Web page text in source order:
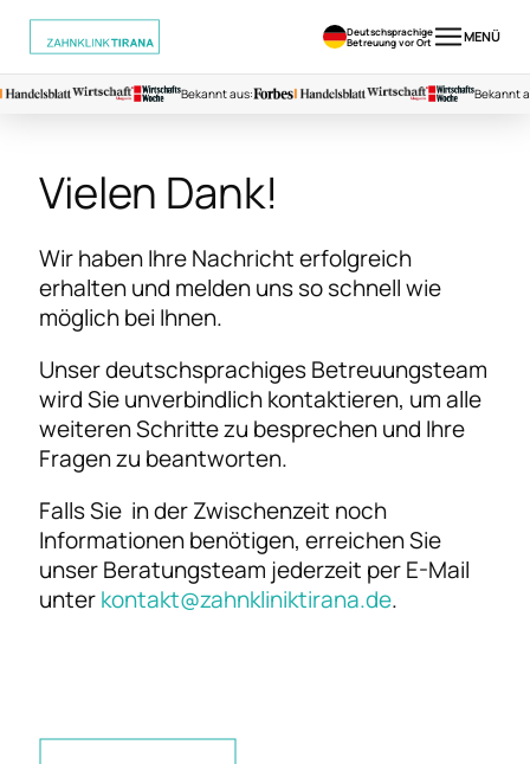
Deutschsprachige
Betreuung vor Ort
MENÜ
Bekannt aus: Bekannt
Vielen Dank!
Wir haben Ihre Nachricht erfolgreich
erhalten und melden uns so schnell wie
möglich bei Ihnen.
Unser deutschsprachiges Betreuungsteam
wird Sie unverbindlich kontaktieren, um alle
weiteren Schritte zu besprechen und Ihre
Fragen zu beantworten.
Falls Sie in der Zwischenzeit noch
Informationen benötigen, erreichen Sie
unser Beratungsteam jederzeit per E-Mail
unterkontakt@zahnkliniktirana.de.